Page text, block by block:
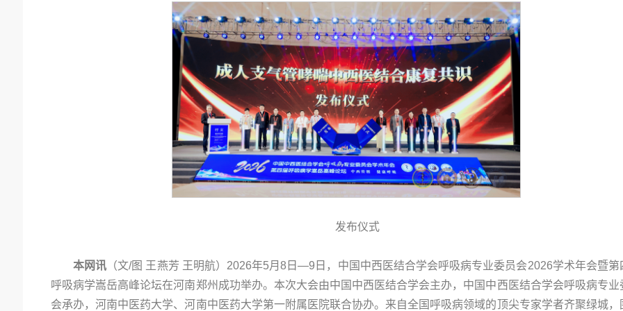
发布仪式
本网讯 （文/图 王燕芳 王明航）2026年5月8日—9日，中国中西医结合学会呼吸病专业委员会2026学术年会暨第
呼吸病学嵩岳高峰论坛在河南郑州成功举办。本次大会由中国中西医结合学会主办，中国中西医结合学会呼吸病专业
会承办，河南中医药大学、河南中医药大学第一附属医院联合协办。来自全国呼吸病领域的顶尖专家学者齐聚绿城，